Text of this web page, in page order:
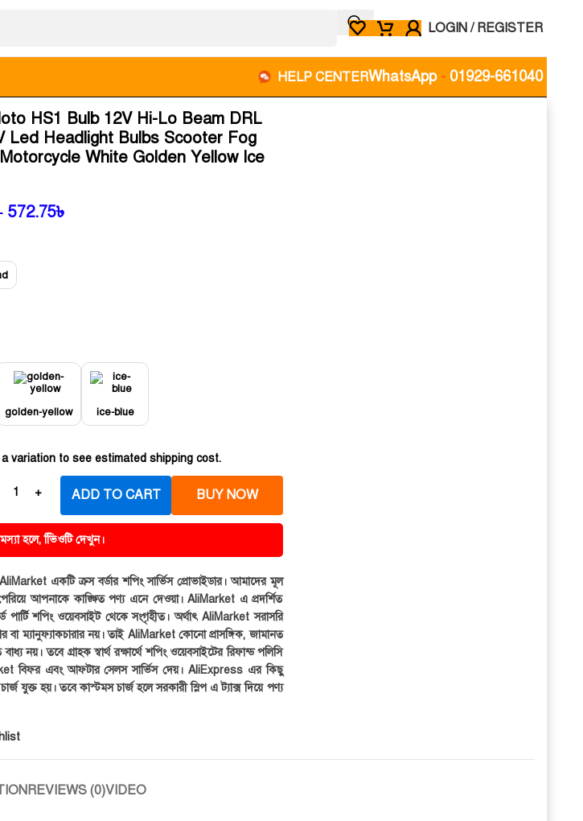
LOGIN / REGISTER
HELP CENTERWhatsApp - 01929-661040
HS1 Bulb 12V Hi-Lo Beam DRL
Led Headlight Bulbs Scooter Fog
White Golden Yellow Ice
572.75৳
golden-yellow ice-blue
variation to see estimated shipping cost.
ADD TO CART BUY NOW
হলে, ভিিওটি দেখুন।
AliMarket একটি ক্রস বর্ডার শপিং সার্ভিস প্রোভাইডার। আমাদের মূল
পেরিয়ে আপনাকে কাঙ্ক্ষিত পণ্য এনে দেওয়া। AliMarket এ প্রদর্শিত
পার্টি শপিং ওয়েবসাইট থেকে সংগৃহীত। অর্থাৎ AliMarket সরাসরি
বা ম্যানুফ্যাকচারার নয়। তাই AliMarket কোনো প্রাসঙ্গিক, জামানত
নয়। তবে গ্রাহক স্বার্থ রক্ষার্থে শপিং ওয়েবসাইটের রিফান্ড পলিসি
বিফর এবং আফটার সেলস সার্ভিস দেয়। AliExpress এর কিছু
চার্জ যুক্ত হয়। তবে কাস্টমস চার্জ হলে সরকারী স্লিপ এ ট্যাক্স দিয়ে পণ্য
REVIEWS (0)VIDEO